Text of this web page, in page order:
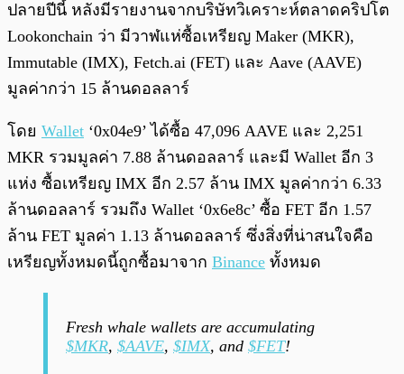
ปลายปีนี้ หลังมีรายงานจากบริษัทวิเคราะห์ตลาดคริปโต
Lookonchain ว่า มีวาฬแห่ซื้อเหรียญ Maker (MKR),
Immutable (IMX), Fetch.ai (FET) และ Aave (AAVE)
มูลค่ากว่า 15 ล้านดอลลาร์
โดย Wallet ‘0x04e9’ ได้ซื้อ 47,096 AAVE และ 2,251
MKR รวมมูลค่า 7.88 ล้านดอลลาร์ และมี Wallet อีก 3
แห่ง ซื้อเหรียญ IMX อีก 2.57 ล้าน IMX มูลค่ากว่า 6.33
ล้านดอลลาร์ รวมถึง Wallet ‘0x6e8c’ ซื้อ FET อีก 1.57
ล้าน FET มูลค่า 1.13 ล้านดอลลาร์ ซึ่งสิ่งที่น่าสนใจคือ
เหรียญทั้งหมดนี้ถูกซื้อมาจาก Binance ทั้งหมด
Fresh whale wallets are accumulating
$MKR, $AAVE, $IMX, and $FET!